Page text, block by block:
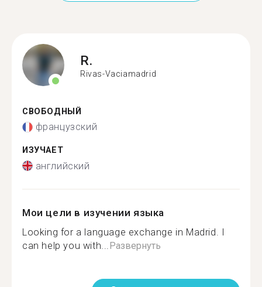
R.
Rivas-Vaciamadrid
СВОБОДНЫЙ
французский
ИЗУЧАЕТ
английский
Мои цели в изучении языка
Looking for a language exchange in Madrid. I
can help you with... Развернуть